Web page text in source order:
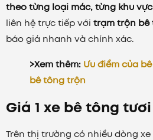
theo từng loại mác, từng khu
liên hệ trực tiếp với trạm trộn bê
báo giá nhanh và chính xác.
>Xem thêm: Ưu điểm của
bê tông trộn
Giá 1 xe bê tông tươi
Trên thị trường có nhiều dòng